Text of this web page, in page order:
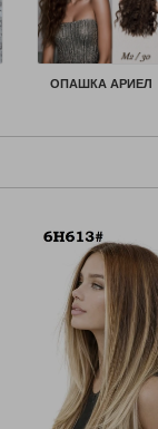
ОПАШКА АРИЕЛ